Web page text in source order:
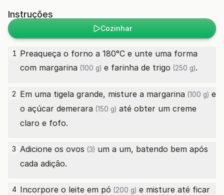
Instruções
Cozinhar
1 Preaqueça o forno a 180°C e unte uma forma
com margarina (100 g) e farinha de trigo (250 g).
2 Em uma tigela grande, misture a margarina (100 g) e
o açúcar demerara (150 g) até obter um creme
claro e fofo.
3 Adicione os ovos (3) um a um, batendo bem após
cada adição.
4 Incorpore o leite em pó (200 g) e misture até ficar